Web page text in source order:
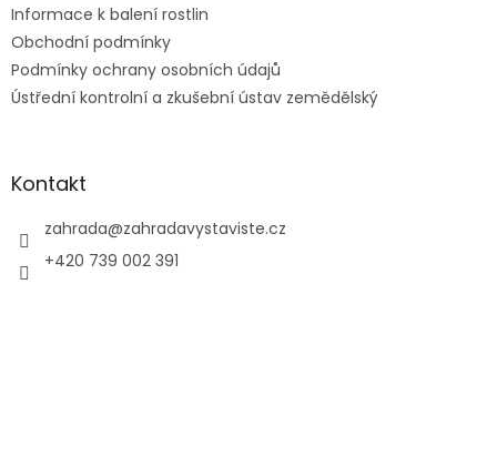
Informace k balení rostlin
Obchodní podmínky
Podmínky ochrany osobních údajů
Ústřední kontrolní a zkušební ústav zemědělský
Kontakt
zahrada@zahradavystaviste.cz
+420 739 002 391